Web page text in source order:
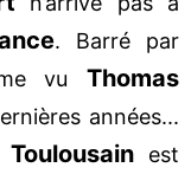
. Barré par
vuThomas
années...
est